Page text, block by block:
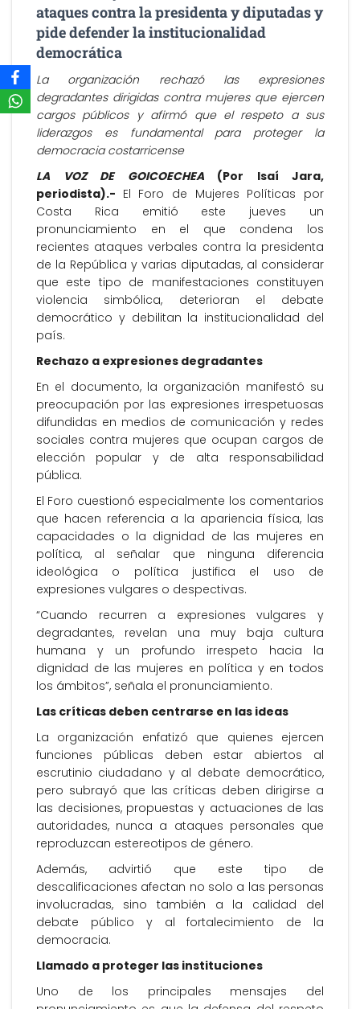
ataques contra la presidenta y diputadas y
pide defender la institucionalidad
democrática
La organización rechazó las expresiones
degradantes dirigidas contra mujeres que ejercen
cargos públicos y afirmó que el respeto a sus
liderazgos es fundamental para proteger la
democracia costarricense
LA VOZ DE GOICOECHEA(Por Isaí Jara,
periodista).- El Foro de Mujeres Políticas por
Costa Rica emitió este jueves un
pronunciamiento en el que condena los
recientes ataques verbales contra la presidenta
de la República y varias diputadas, al considerar
que este tipo de manifestaciones constituyen
violencia simbólica, deterioran el debate
democrático y debilitan la institucionalidad del
país.
Rechazo a expresiones degradantes
En el documento, la organización manifestó su
preocupación por las expresiones irrespetuosas
difundidas en medios de comunicación y redes
sociales contra mujeres que ocupan cargos de
elección popular y de alta responsabilidad
pública.
El Foro cuestionó especialmente los comentarios
que hacen referencia a la apariencia física, las
capacidades o la dignidad de las mujeres en
política, al señalar que ninguna diferencia
ideológica o política justifica el uso de
expresiones vulgares o despectivas.
“Cuando recurren a expresiones vulgares y
degradantes, revelan una muy baja cultura
humana y un profundo irrespeto hacia la
dignidad de las mujeres en política y en todos
los ámbitos”, señala el pronunciamiento.
Las críticas deben centrarse en las ideas
La organización enfatizó que quienes ejercen
funciones públicas deben estar abiertos al
escrutinio ciudadano y al debate democrático,
pero subrayó que las críticas deben dirigirse a
las decisiones, propuestas y actuaciones de las
autoridades, nunca a ataques personales que
reproduzcan estereotipos de género.
Además, advirtió que este tipo de
descalificaciones afectan no solo a las personas
involucradas, sino también a la calidad del
debate público y al fortalecimiento de la
democracia.
Llamado a proteger las instituciones
Uno de los principales mensajes del